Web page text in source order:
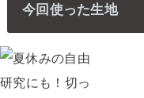
今回使った生地